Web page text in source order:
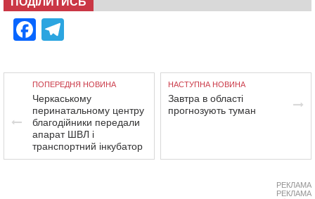
Facebook
ПОПЕРЕДНЯ НОВИНА
Черкаському
перинатальному центру
благодійники передали
апарат ШВЛ і
транспортний інкубатор
НАСТУПНА НОВИНА
Завтра в області
прогнозують туман
РЕКЛАМА
РЕКЛАМА